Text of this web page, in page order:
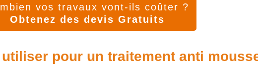
vos travaux vont-ils coûter ?
Obtenez des devis Gratuits
pour un traitement anti